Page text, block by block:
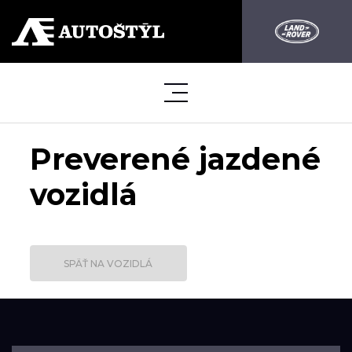
Preverené jazdené
vozidlá
SPÄŤ NA VOZIDLÁ